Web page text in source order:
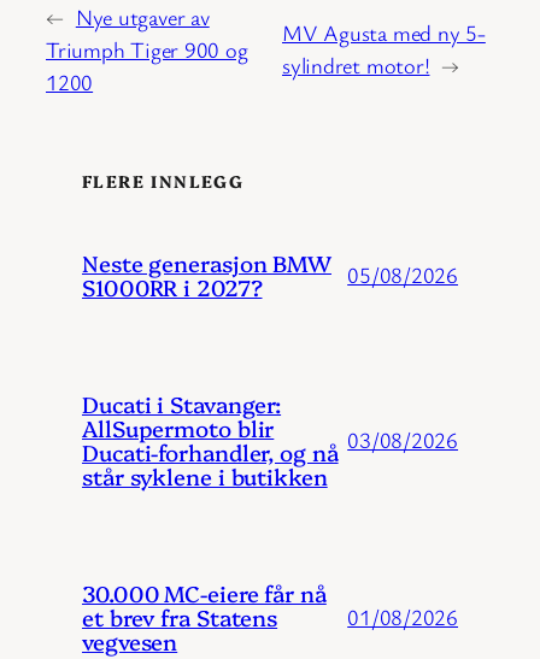
← Nye utgaver av
Triumph Tiger 900 og
1200
MV Agusta med ny 5-
sylindret motor! →
FLERE INNLEGG
Neste generasjon BMW
S1000RR i 2027? 05/08/2026
Ducati i Stavanger:
AllSupermoto blir
Ducati-forhandler, og nå
står syklene i butikken
03/08/2026
30.000 MC-eiere får nå
et brev fra Statens
vegvesen
01/08/2026